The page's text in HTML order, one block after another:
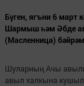
Бүген, ягъни 6
Шармыш һәм Әбде
(Масленница)
Шуларның Ачы
авыл халкына